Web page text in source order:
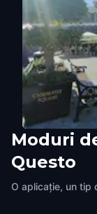
Grand
Gibraltar,Gibraltar
Moduri
Questo
O aplicație, un tip